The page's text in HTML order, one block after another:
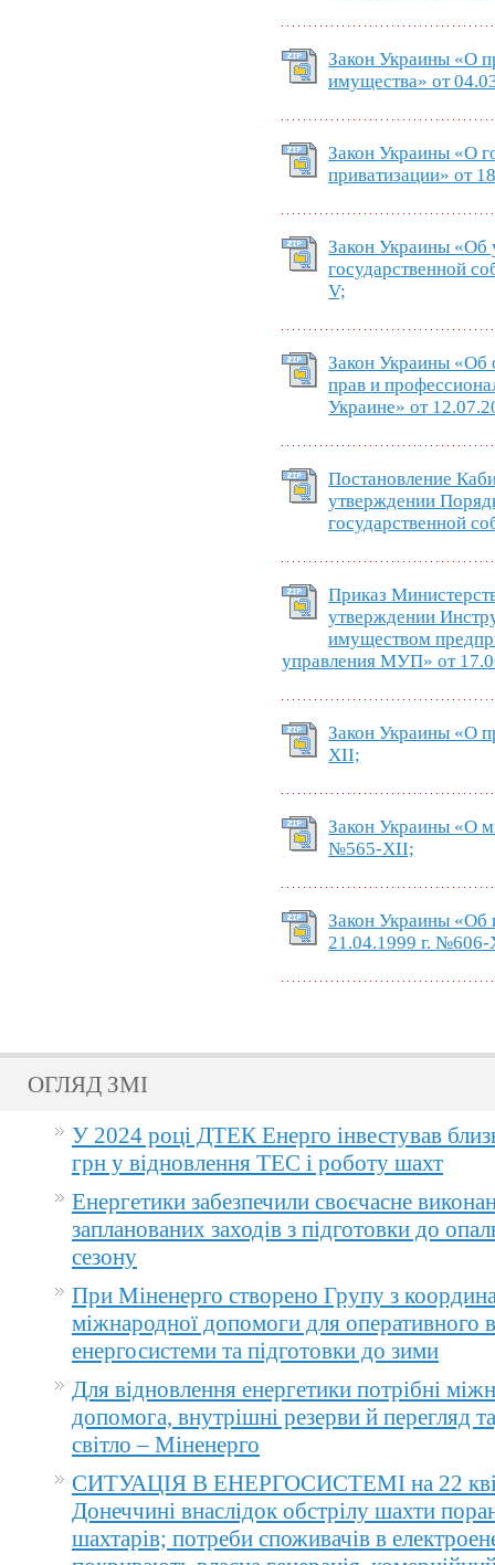
Закон Украины «О
имущества» от
Закон Украины «О
приватизации» от
Закон Украины «Об
государственной
V;
Закон Украины «Об
прав и
Украине» от
Постановление
утверждении
государственной
Приказ
утверждении
имуществом
управления МУП» от
Закон Украины «О
XII;
Закон Украины «О
№565-XII;
Закон Украины «Об
21.04.1999 г. №606-
ОГЛЯД ЗМІ
У 2024 році ДТЕК Енерго інвестував
грн у відновлення ТЕС і роботу шахт
Енергетики забезпечили своєчасне
запланованих заходів з підготовки до
сезону
При Міненерго створено Групу з
міжнародної допомоги для оперативного
енергосистеми та підготовки до зими
Для відновлення енергетики потрібні
допомога, внутрішні резерви й перегляд
світло – Міненерго
СИТУАЦІЯ В ЕНЕРГОСИСТЕМІ на 22
Донеччині внаслідок обстрілу шахти
шахтарів; потреби споживачів в